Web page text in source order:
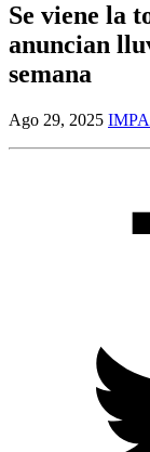
Se viene la
anuncian
semana
Ago 29, 2025